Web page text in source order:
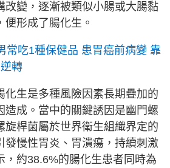
改變，逐漸被類似小腸或大腸黏
形成了腸化生。
常吃1種保健品 患胃癌前病變 靠
轉
化生是多種風險因素長期疊加的
造成。當中的關鍵誘因是幽門螺
旋桿菌屬於世界衛生組織界定的
發慢性胃炎、胃潰瘍，持續刺激
，約38.6%的腸化生患者同時為